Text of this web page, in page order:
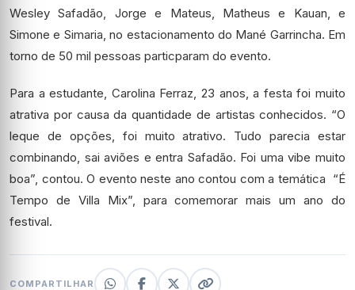
Wesley Safadão, Jorge e Mateus, Matheus e Kauan, e
Simone e Simaria, no estacionamento do Mané Garrincha. Em
torno de 50 mil pessoas particparam do evento.
Para a estudante, Carolina Ferraz, 23 anos, a festa foi muito
atrativa por causa da quantidade de artistas conhecidos. “O
leque de opções, foi muito atrativo. Tudo parecia estar
combinando, sai aviões e entra Safadão. Foi uma vibe muito
boa”, contou.O evento neste ano contou com a temática “É
Tempo de Villa Mix”, para comemorar mais um ano do
festival.
COMPARTILHAR